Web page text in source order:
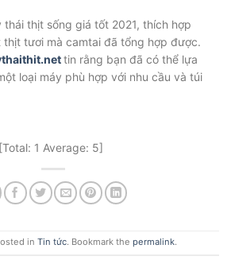
thịt sống giá tốt 2021, thích hợp
tươi mà camtai đã tổng hợp được.
tin rằng bạn đã có thể lựa
loại máy phù hợp với nhu cầu và túi
[Total: 1 Average: 5]
in Tin tức. Bookmark the permalink.